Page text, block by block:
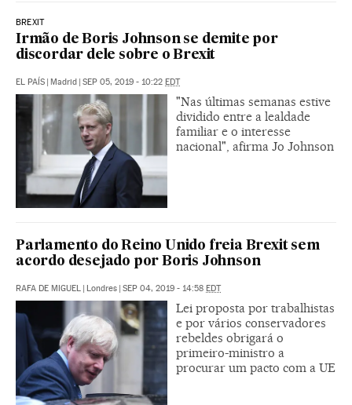
BREXIT
Irmão de Boris Johnson se demite por
discordar dele sobre o Brexit
EL PAÍS | Madrid | SEP 05, 2019 - 10:22 EDT
"Nas últimas semanas estive
dividido entre a lealdade
familiar e o interesse
nacional", afirma Jo Johnson
Parlamento do Reino Unido freia Brexit sem
acordo desejado por Boris Johnson
RAFA DE MIGUEL | Londres | SEP 04, 2019 - 14:58 EDT
Lei proposta por trabalhistas
e por vários conservadores
rebeldes obrigará o
primeiro-ministro a
procurar um pacto com a UE